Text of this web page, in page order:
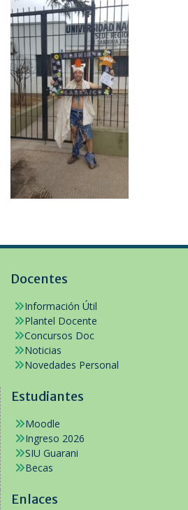
Docentes
Información Útil
Plantel Docente
Concursos Doc
Noticias
Novedades Personal
Estudiantes
Moodle
Ingreso 2026
SIU Guarani
Becas
Enlaces